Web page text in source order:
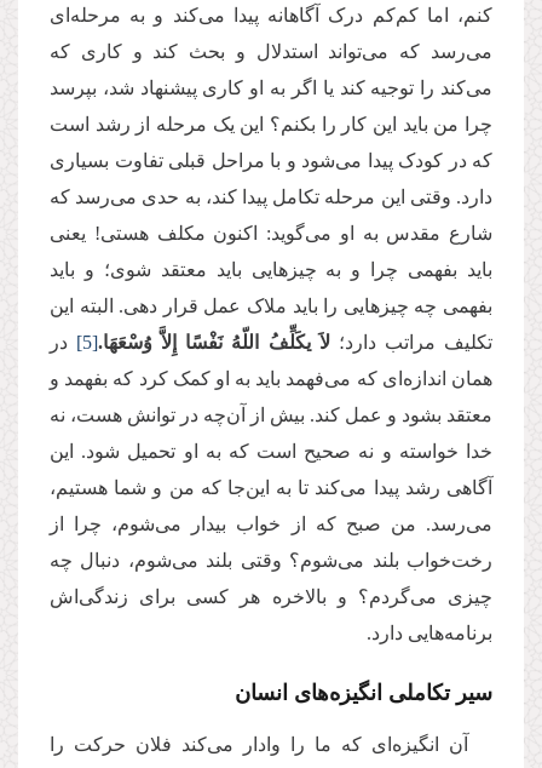
کنم، اما کم‌کم درک آگاهانه پیدا می‌کند و به مرحله‌ای
می‌رسد که می‌تواند استدلال و بحث کند و کاری که
می‌کند را توجیه کند یا اگر به او کاری پیشنهاد شد، بپرسد
چرا من باید این کار را بکنم؟ این یک مرحله از رشد است
که در کودک پیدا می‌شود و با مراحل قبلی تفاوت بسیاری
دارد. وقتی این مرحله تکامل پیدا کند، به حدی می‌رسد که
شارع مقدس به او می‌گوید: اکنون مکلف هستی! یعنی
باید بفهمی چرا و به چیزهایی باید معتقد شوی؛ و باید
بفهمی چه چیزهایی را باید ملاک عمل قرار دهی. البته این
تکلیف مراتب دارد؛لاَ یكَلِّفُ اللّهُ نَفْسًا إِلاَّ وُسْعَهَا.[5] در
همان اندازه‌ای که می‌فهمد باید به او کمک کرد که بفهمد و
معتقد بشود و عمل کند. بیش از آن‌چه در توانش هست، نه
خدا خواسته و نه صحیح است که به او تحمیل شود. این
آگاهی رشد پیدا می‌کند تا به این‌جا که من و شما هستیم،
می‌رسد. من صبح که از خواب بیدار می‌شوم، چرا از
رخت‌خواب بلند می‌شوم؟ وقتی بلند می‌شوم، دنبال چه
چیزی می‌گردم؟ و بالاخره هر کسی برای زندگی‌اش
برنامه‌هایی دارد.
سیر تکاملی انگیزه‌های انسان
آن انگیزه‌ای که ما را وادار می‌کند فلان حرکت را